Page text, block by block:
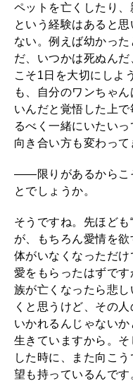
ペットを亡くしたり
という経験はあると
ない。例えば幼かっ
だ、いつかは死ぬん
こそ1日を大切にしよ
も、自分のワンちゃ
いんだと覚悟した上
るべく一緒にいたい
向き合い方も変わって
――限りがあるからこ
とでしょうか。
そうですね。先ほども
が、もちろん愛情を
体がいなくなっただ
愛をもらったはずで
族が亡くなったら悲
くと思うけど、その
いかれるんじゃない
生きていますから。
した時に、また向こ
望も持っているんです